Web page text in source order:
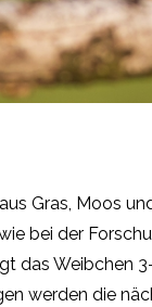
Gras, Moos
bei der
das Weibchen
werden die